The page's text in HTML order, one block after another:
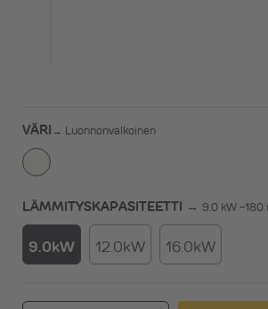
VÄRI→ Luonnonvalkoinen
LÄMMITYSKAPASITEETTI → 9.0 kW -180
9.0kW 12.0kW 16.0kW